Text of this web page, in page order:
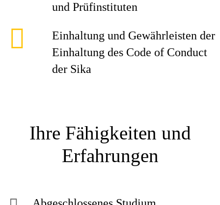
und Prüfinstituten
Einhaltung und Gewährleisten der
Einhaltung des Code of Conduct
der Sika
Ihre Fähigkeiten und
Erfahrungen